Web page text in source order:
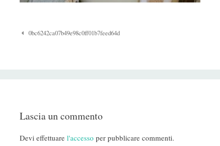
Navigazione
0bc6242ca07b49e98c0ff01b7feed64d
Lascia un commento
Devi effettuare l'accesso per pubblicare commenti.